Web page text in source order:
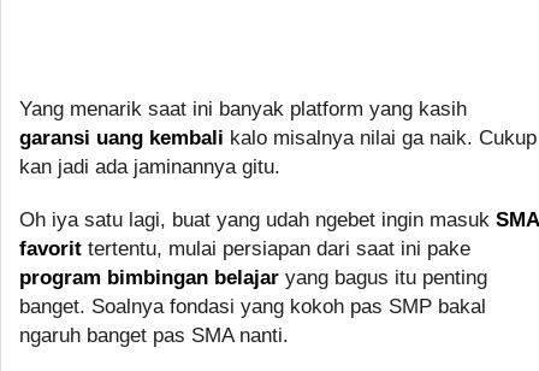
Yang menarik saat ini banyak platform yang kasih
garansi uang kembali kalo misalnya nilai ga naik. Cukup
kan jadi ada jaminannya gitu.
Oh iya satu lagi, buat yang udah ngebet ingin masuk SMA
favorit tertentu, mulai persiapan dari saat ini pake
program bimbingan belajar yang bagus itu penting
banget. Soalnya fondasi yang kokoh pas SMP bakal
ngaruh banget pas SMA nanti.